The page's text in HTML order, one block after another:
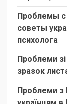
Проблемы
советы
психолога
Проблеми
зразок
Проблеми з